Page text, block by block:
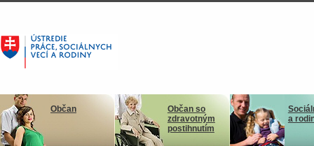
Občan
Občan so
zdravotným
postihnutím
a